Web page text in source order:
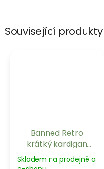
Související produkty
Banned Retro
krátký kardigan
Dolly - Blue
Skladem na prodejně a